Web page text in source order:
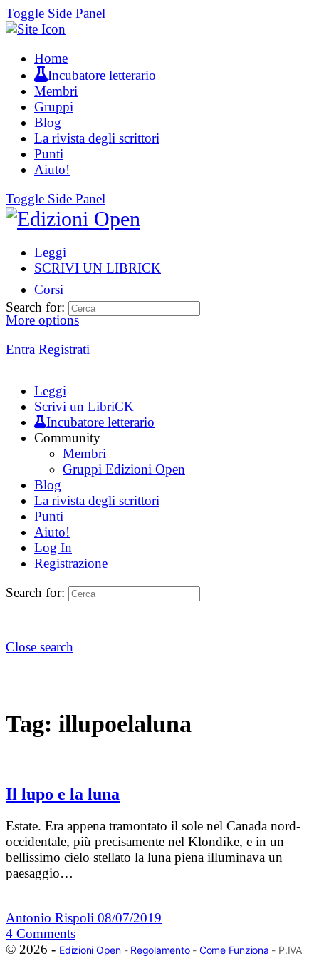
Toggle Side Panel
Home
Incubatore letterario
Membri
Gruppi
Blog
La rivista degli scrittori
Punti
Aiuto!
Toggle Side Panel
Leggi
SCRIVI UN LIBRICK
Corsi
More options
Entra Registrati
Search for:
Leggi
Scrivi un LibriCK
Incubatore letterario
Community
Membri
Gruppi Edizioni Open
Blog
La rivista degli scrittori
Punti
Aiuto!
Log In
Registrazione
Search for:
Close search
Tag: illupoelaluna
Il lupo e la luna
Estate. Era appena tramontato il sole nel Canada nord-
occidentale, più precisamente nel Klondike, e in un
bellissimo cielo stellato la luna piena illuminava un
paesaggio…
Antonio Rispoli 08/07/2019
4 Comments
© 2026 - Edizioni Open- Regolamento- Come Funziona - P.IVA